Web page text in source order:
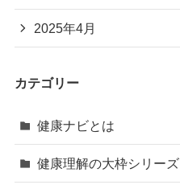
2025年4月
カテゴリー
健康ナビとは
健康理解の大枠シリーズ